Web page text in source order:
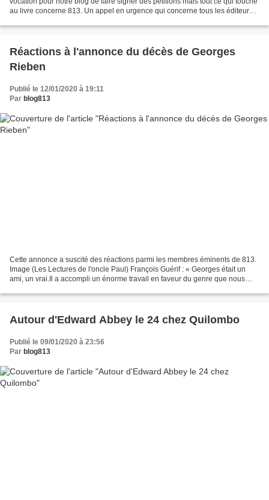
au livre concerne 813. Un appel en urgence qui concerne tous les éditeurs,
Réactions à l'annonce du décès de Georges
Rieben
Publié le 12/01/2020 à 19:11
Par blog813
Cette annonce a suscité des réactions parmi les membres éminents de 813.
Image (Les Lectures de l'oncle Paul) François Guérif : « Georges était un
ami, un vrai.Il a accompli un énorme travail en faveur du genre que nous
Autour d'Edward Abbey le 24 chez Quilombo
Publié le 09/01/2020 à 23:56
Par blog813